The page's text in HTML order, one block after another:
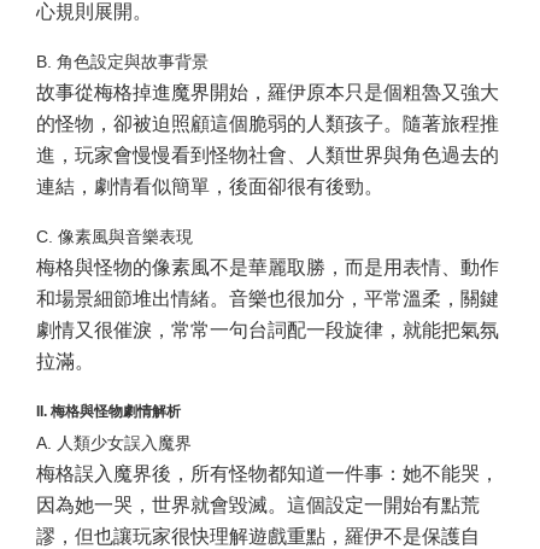
心規則展開。
B. 角色設定與故事背景
故事從梅格掉進魔界開始，羅伊原本只是個粗魯又強大
的怪物，卻被迫照顧這個脆弱的人類孩子。隨著旅程推
進，玩家會慢慢看到怪物社會、人類世界與角色過去的
連結，劇情看似簡單，後面卻很有後勁。
C. 像素風與音樂表現
梅格與怪物的像素風不是華麗取勝，而是用表情、動作
和場景細節堆出情緒。音樂也很加分，平常溫柔，關鍵
劇情又很催淚，常常一句台詞配一段旋律，就能把氣氛
拉滿。
II. 梅格與怪物劇情解析
A. 人類少女誤入魔界
梅格誤入魔界後，所有怪物都知道一件事：她不能哭，
因為她一哭，世界就會毀滅。這個設定一開始有點荒
謬，但也讓玩家很快理解遊戲重點，羅伊不是保護自